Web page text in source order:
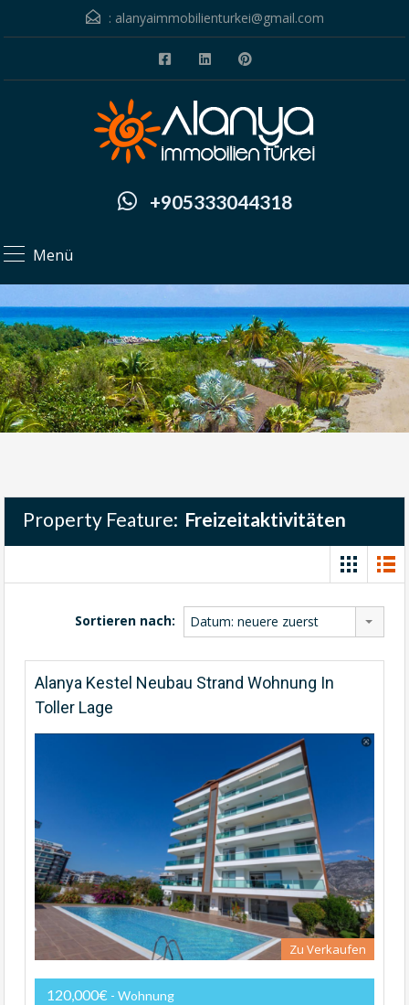
: alanyaimmobilienturkei@gmail.com
+905333044318
Menü
Property Feature: Freizeitaktivitäten
Sortieren nach: Datum: neuere zuerst
Alanya Kestel Neubau Strand Wohnung In
Toller Lage
Zu Verkaufen
120,000€ - Wohnung